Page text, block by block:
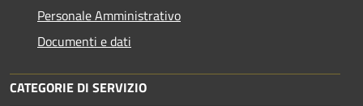
Personale Amministrativo
Documenti e dati
CATEGORIE DI SERVIZIO